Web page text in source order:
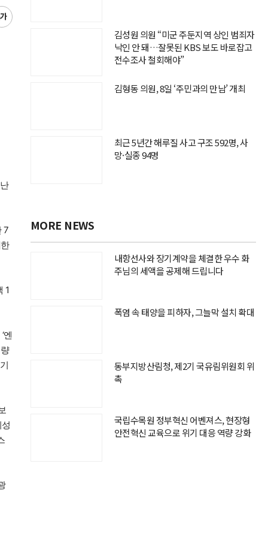
글
7
1
엔
김성원 의원 “미군 주둔지역 상인 범죄자
낙인 안 돼…잘못된 KBS 보도 바로잡고
전수조사 철회해야”
김형동 의원, 8일 ‘주민과의 만남’ 개최
최근 5년간 해루질 사고 구조 592명, 사
망·실종 94명
MORE NEWS
내항선사와 장기계약을 체결한 우수 화
주님의 세액을 공제해 드립니다
폭염 속 태양을 피하자, 그늘막 설치 확대
동부지방산림청, 제2기 국유림위원회 위
촉
국립수목원 정부혁신 어벤져스, 현장형
안전혁신 교육으로 위기 대응 역량 강화